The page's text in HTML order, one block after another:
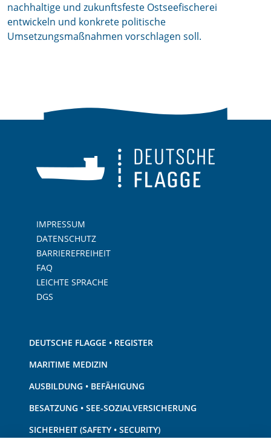
nachhaltige und zukunftsfeste Ostseefischerei
entwickeln und konkrete politische
Umsetzungsmaßnahmen vorschlagen soll.
IMPRESSUM
DATENSCHUTZ
BARRIEREFREIHEIT
FAQ
LEICHTE SPRACHE
DGS
DEUTSCHE FLAGGE • REGISTER
MARITIME MEDIZIN
AUSBILDUNG • BEFÄHIGUNG
BESATZUNG • SEE-SOZIALVERSICHERUNG
SICHERHEIT (SAFETY • SECURITY)